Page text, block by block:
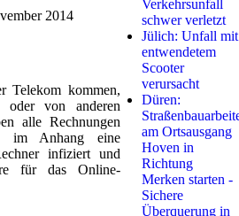
2014
Telekom kommen,
von anderen
alle Rechnungen
im Anhang eine
infiziert und
für das Online-
Verkehrsunfall
schwer verletzt
Jülich: Unfall mit
entwendetem
Scooter
verursacht
Düren:
am Ortsausgang
Hoven in
Richtung
Merken starten -
Sichere
Überquerung in